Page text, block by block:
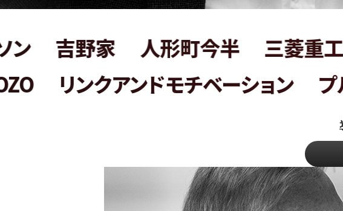
家 人形町今半 三菱重工 NTT
ンクアンドモチベーション
プルデン